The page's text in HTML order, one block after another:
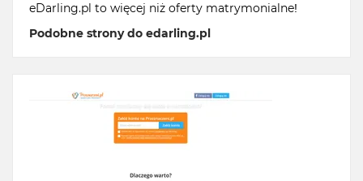
eDarling.pl to więcej niż oferty matrymonialne!
Podobne strony do edarling.pl